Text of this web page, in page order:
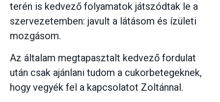
terén is kedvező folyamatok játszódtak le a
szervezetemben: javult a látásom és ízületi
mozgásom.
Az általam megtapasztalt kedvező fordulat
után csak ajánlani tudom a cukorbetegeknek,
hogy vegyék fel a kapcsolatot Zoltánnal.